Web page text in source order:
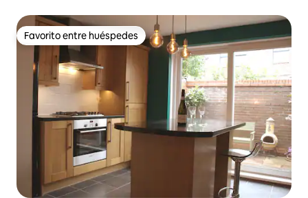
Favorito entre huéspedes
Favorito entre huéspedes